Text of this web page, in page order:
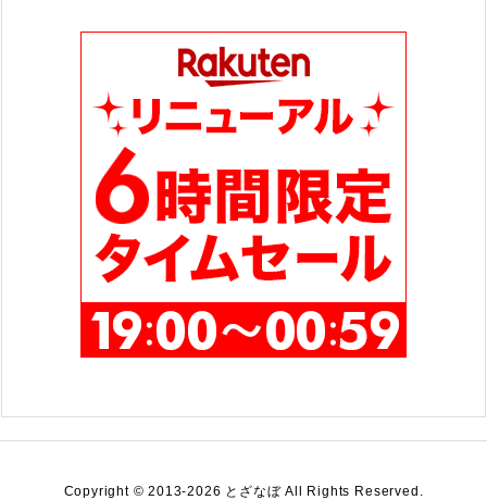
Copyright ©2013-2026 とざなぼAll Rights Reserved.